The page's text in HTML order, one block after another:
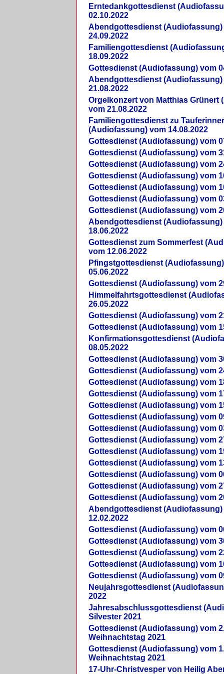
Erntedankgottesdienst
02.10.2022
Abendgottesdienst (Audiofassung)
24.09.2022
Familiengottesdienst
18.09.2022
Gottesdienst (Audiofassung) vom
Abendgottesdienst (Audiofassung)
21.08.2022
Orgelkonzert von Matthias Grünert
vom 21.08.2022
Familiengottesdienst zu
(Audiofassung) vom 14.08.2022
Gottesdienst (Audiofassung) vom
Gottesdienst (Audiofassung) vom
Gottesdienst (Audiofassung) vom
Gottesdienst (Audiofassung) vom
Gottesdienst (Audiofassung) vom
Gottesdienst (Audiofassung) vom
Gottesdienst (Audiofassung) vom
Abendgottesdienst (Audiofassung)
18.06.2022
Gottesdienst zum Sommerfest
vom 12.06.2022
Pfingstgottesdienst
05.06.2022
Gottesdienst (Audiofassung) vom
Himmelfahrtsgottesdienst
26.05.2022
Gottesdienst (Audiofassung) vom
Gottesdienst (Audiofassung) vom
Konfirmationsgottesdienst
08.05.2022
Gottesdienst (Audiofassung) vom
Gottesdienst (Audiofassung) vom
Gottesdienst (Audiofassung) vom
Gottesdienst (Audiofassung) vom
Gottesdienst (Audiofassung) vom
Gottesdienst (Audiofassung) vom
Gottesdienst (Audiofassung) vom
Gottesdienst (Audiofassung) vom
Gottesdienst (Audiofassung) vom
Gottesdienst (Audiofassung) vom
Gottesdienst (Audiofassung) vom
Gottesdienst (Audiofassung) vom
Gottesdienst (Audiofassung) vom
Abendgottesdienst (Audiofassung)
12.02.2022
Gottesdienst (Audiofassung) vom
Gottesdienst (Audiofassung) vom
Gottesdienst (Audiofassung) vom
Gottesdienst (Audiofassung) vom
Gottesdienst (Audiofassung) vom
Neujahrsgottesdienst
2022
Jahresabschlussgottesdienst
Silvester 2021
Gottesdienst (Audiofassung) vom
Weihnachtstag 2021
Gottesdienst (Audiofassung) vom
Weihnachtstag 2021
17-Uhr-Christvesper von Heilig